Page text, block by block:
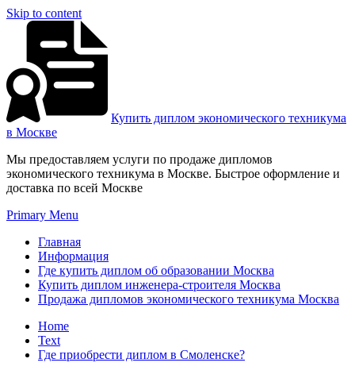
Skip to content
Купить диплом экономического техникума
в Москве
Мы предоставляем услуги по продаже дипломов
экономического техникума в Москве. Быстрое оформление и
доставка по всей Москве
Primary Menu
Главная
Информация
Где купить диплом об образовании Москва
Купить диплом инженера-строителя Москва
Продажа дипломов экономического техникума Москва
Home
Text
Где приобрести диплом в Смоленске?